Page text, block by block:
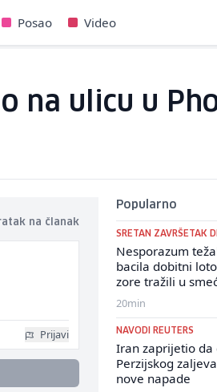
Posao Video
na ulicu u
na članak
Prijavi
Popularno
SRETAN ZAVRŠETAK
Nesporazum
bacila dobitni
zore tražili u
20min
NAVODI REUTERS
Iran zaprijetio da
Perzijskog
nove napade